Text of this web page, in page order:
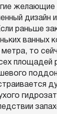
желающие
дизайн
раньше
ванных
то
площадей